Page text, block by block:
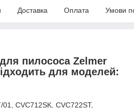
Доставка Оплата Умови
пилососа Zelmer
для моделей:
CVC712SK, CVC722ST,